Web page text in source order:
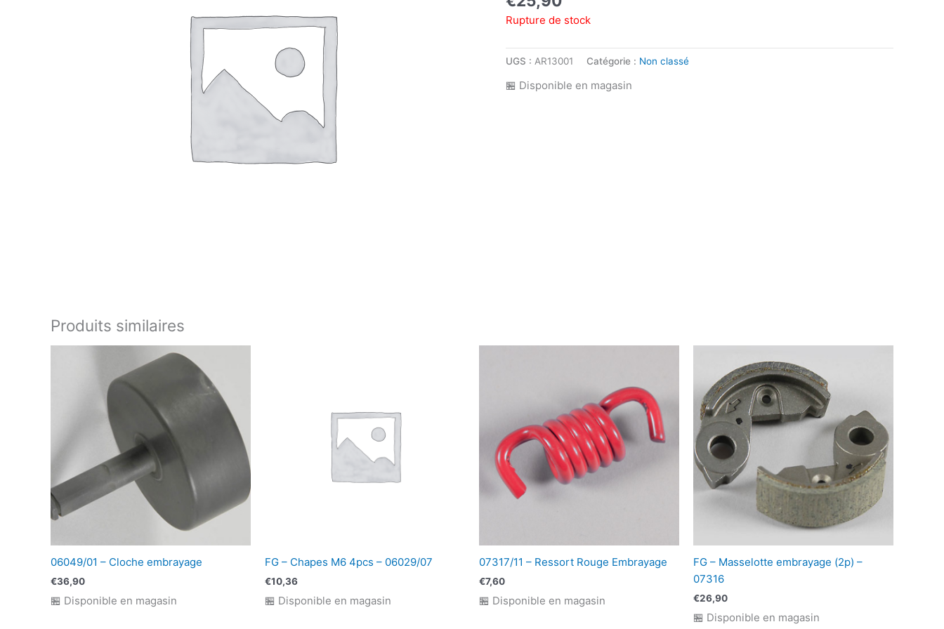
Rupture de stock
UGS : AR13001 Catégorie : Non classé
🏪 Disponible en magasin
Produits similaires
06049/01 – Cloche embrayage
€36,90
🏪 Disponible en magasin
FG – Chapes M6 4pcs – 06029/07
€10,36
🏪 Disponible en magasin
07317/11 – Ressort Rouge Embrayage
€7,60
🏪 Disponible en magasin
FG – Masselotte embrayage (2p) –
07316
€26,90
🏪 Disponible en magasin